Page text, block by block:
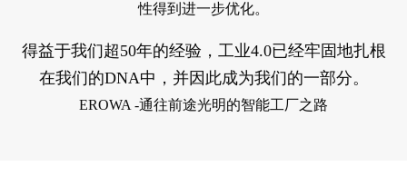
性得到进一步优化。
得益于我们超50年的经验，工业4.0已经牢固地扎根
在我们的DNA中，并因此成为我们的一部分。
EROWA -通往前途光明的智能工厂之路